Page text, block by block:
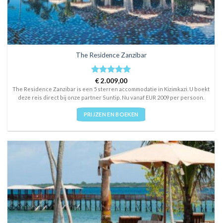
The Residence Zanzibar
Rated5
out of 5
€2.009,00
The Residence Zanzibar is een 5 sterren accommodatie in Kizimkazi. U boekt
deze reis direct bij onze partner Suntip. Nu vanaf EUR 2009 per persoon.
PRIJZEN EN BOEKEN